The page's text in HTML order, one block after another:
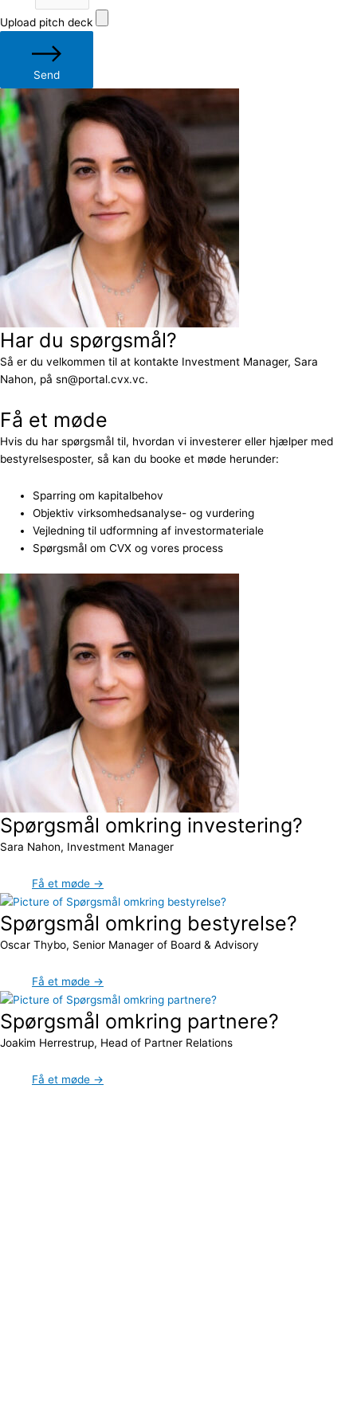
Upload pitch deck
Send
Har du spørgsmål?
Så er du velkommen til at kontakte Investment Manager, Sara
Nahon, på sn@portal.cvx.vc.
Få et møde
Hvis du har spørgsmål til, hvordan vi investerer eller hjælper med
bestyrelsesposter, så kan du booke et møde herunder:
Sparring om kapitalbehov
Objektiv virksomhedsanalyse- og vurdering
Vejledning til udformning af investormateriale
Spørgsmål om CVX og vores process
Spørgsmål omkring investering?
Sara Nahon, Investment Manager
Få et møde →
Spørgsmål omkring bestyrelse?
Oscar Thybo, Senior Manager of Board & Advisory
Få et møde →
Spørgsmål omkring partnere?
Joakim Herrestrup, Head of Partner Relations
Få et møde →